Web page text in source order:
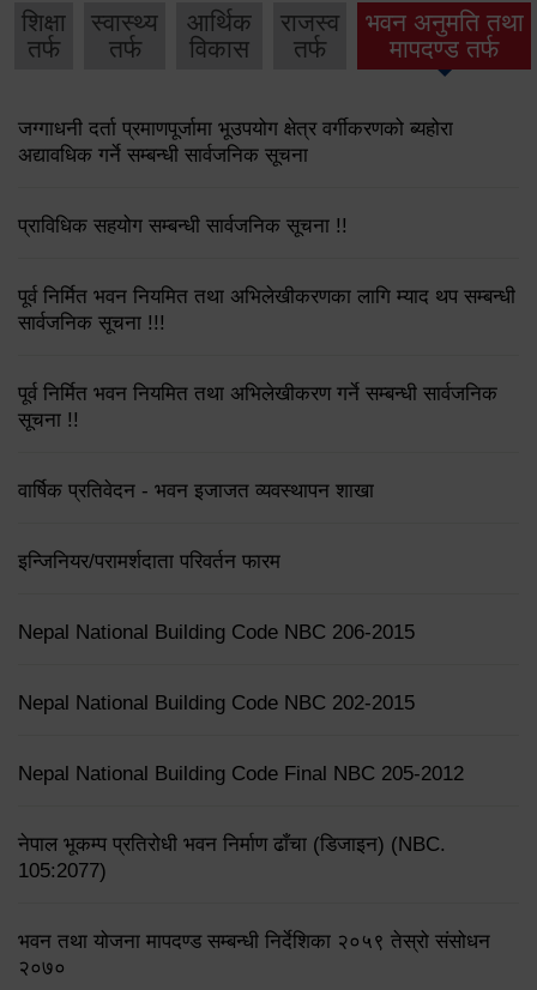
शिक्षा
तर्फ
स्वास्थ्य
तर्फ
आर्थिक
विकास
राजस्व
तर्फ
भवन अनुमति तथा
मापदण्ड तर्फ
जग्गाधनी दर्ता प्रमाणपूर्जामा भूउपयोग क्षेत्र वर्गीकरणको ब्यहोरा
अद्यावधिक गर्ने सम्बन्धी सार्वजनिक सूचना
प्राविधिक सहयोग सम्बन्धी सार्वजनिक सूचना !!
पूर्व निर्मित भवन नियमित तथा अभिलेखीकरणका लागि म्याद थप सम्बन्धी
सार्वजनिक सूचना !!!
पूर्व निर्मित भवन नियमित तथा अभिलेखीकरण गर्ने सम्बन्धी सार्वजनिक
सूचना !!
वार्षिक प्रतिवेदन - भवन इजाजत व्यवस्थापन शाखा
इन्जिनियर/परामर्शदाता परिवर्तन फारम
Nepal National Building Code NBC 206-2015
Nepal National Building Code NBC 202-2015
Nepal National Building Code Final NBC 205-2012
नेपाल भूकम्प प्रतिरोधी भवन निर्माण ढाँचा (डिजाइन) (NBC.
105:2077)
भवन तथा योजना मापदण्ड सम्बन्धी निर्देशिका २०५९ तेस्रो संसोधन
२०७०